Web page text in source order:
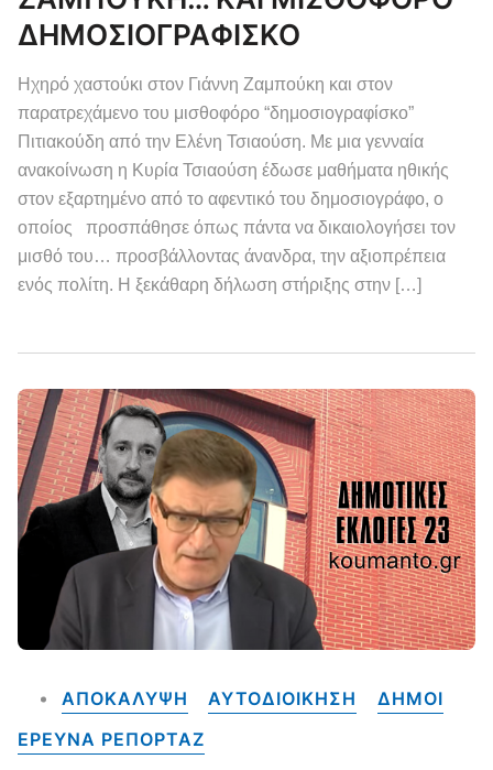
ΔΗΜΟΣΙΟΓΡΑΦΙΣΚΟ
Ηχηρό χαστούκι στον Γιάννη Ζαμπούκη και στον
παρατρεχάμενο του μισθοφόρο “δημοσιογραφίσκο”
Πιτιακούδη από την Ελένη Τσιαούση. Με μια γενναία
ανακοίνωση η Κυρία Τσιαούση έδωσε μαθήματα ηθικής
στον εξαρτημένο από το αφεντικό του δημοσιογράφο, ο
οποίος προσπάθησε όπως πάντα να δικαιολογήσει τον
μισθό του… προσβάλλοντας άνανδρα, την αξιοπρέπεια
ενός πολίτη. Η ξεκάθαρη δήλωση στήριξης στην […]
ΑΠΟΚΑΛΥΨΗ ΑΥΤΟΔΙΟΙΚΗΣΗ
ΔΗΜΟΙ
ΕΡΕΥΝΑ ΡΕΠΟΡΤΑΖ